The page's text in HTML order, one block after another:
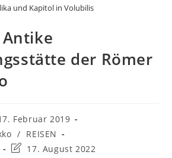
und Kapitol in Volubilis
der Römer
Februar 2019
/ REISEN
Beitrag17. August 2022